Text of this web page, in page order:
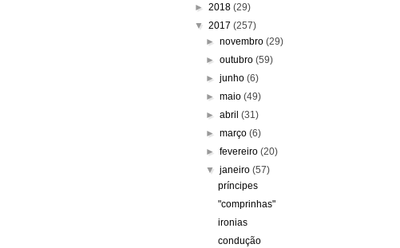
► 2018 (29)
▼ 2017 (257)
►novembro(29)
►outubro(59)
►junho(6)
►maio(49)
►abril(31)
►março(6)
►fevereiro(20)
▼janeiro(57)
príncipes
"comprinhas"
ironias
condução